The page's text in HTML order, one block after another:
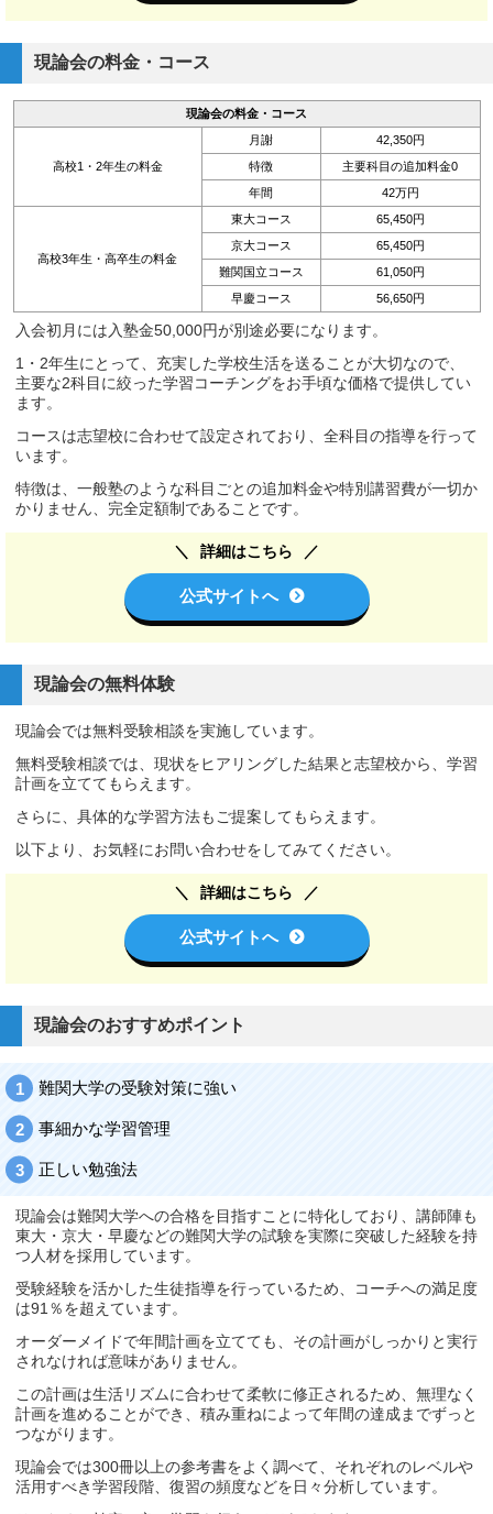
現論会の料金・コース
現論会の料金・コース
高校1・2年生の料金
月謝
42,350円
特徴
主要科目の追加料金0
年間
42万円
高校3年生・高卒生の料金
東大コース
65,450円
京大コース
65,450円
難関国立コース
61,050円
早慶コース
56,650円
入会初月には入塾金50,000円が別途必要になります。
1・2年生にとって、充実した学校生活を送ることが大切なので、
主要な2科目に絞った学習コーチングをお手頃な価格で提供してい
ます。
コースは志望校に合わせて設定されており、全科目の指導を行って
います。
特徴は、一般塾のような科目ごとの追加料金や特別講習費が一切か
かりません、完全定額制であることです。
詳細はこちら
公式サイトへ
現論会の無料体験
現論会では無料受験相談を実施しています。
無料受験相談では、現状をヒアリングした結果と志望校から、学習
計画を立ててもらえます。
さらに、具体的な学習方法もご提案してもらえます。
以下より、お気軽にお問い合わせをしてみてください。
詳細はこちら
公式サイトへ
現論会のおすすめポイント
難関大学の受験対策に強い
事細かな学習管理
正しい勉強法
現論会は難関大学への合格を目指すことに特化しており、講師陣も
東大・京大・早慶などの難関大学の試験を実際に突破した経験を持
つ人材を採用しています。
受験経験を活かした生徒指導を行っているため、コーチへの満足度
は91％を超えています。
オーダーメイドで年間計画を立てても、その計画がしっかりと実行
されなければ意味がありません。
この計画は生活リズムに合わせて柔軟に修正されるため、無理なく
計画を進めることができ、積み重ねによって年間の達成までずっと
つながります。
現論会では300冊以上の参考書をよく調べて、それぞれのレベルや
活用すべき学習段階、復習の頻度などを日々分析しています。